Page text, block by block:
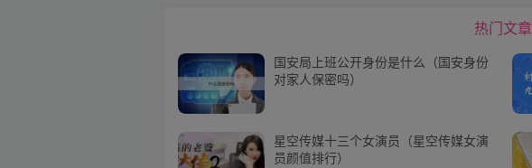
热门文章
国安局上班公开身份是什么（国安身份
对家人保密吗）
星空传媒十三个女演员（星空传媒女演
员颜值排行）